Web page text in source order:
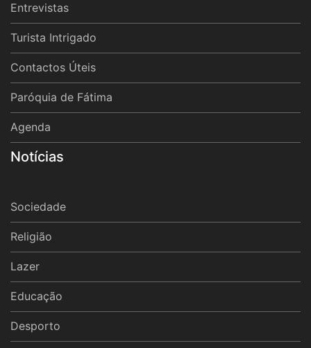
Entrevistas
Turista Intrigado
Contactos Úteis
Paróquia de Fátima
Agenda
Notícias
Sociedade
Religião
Lazer
Educação
Desporto